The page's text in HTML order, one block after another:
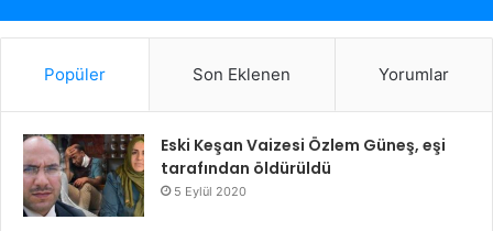
Popüler Son Eklenen Yorumlar
Eski Keşan Vaizesi Özlem Güneş, eşi
tarafından öldürüldü
5 Eylül 2020